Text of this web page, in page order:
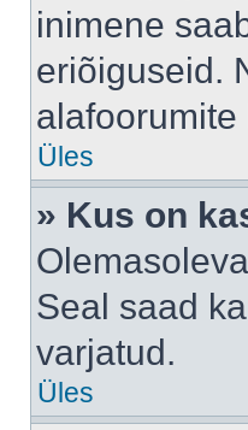
inimene
eriõiguseid.
Üles
» Kus on
Seal saad
varjatud.
Üles